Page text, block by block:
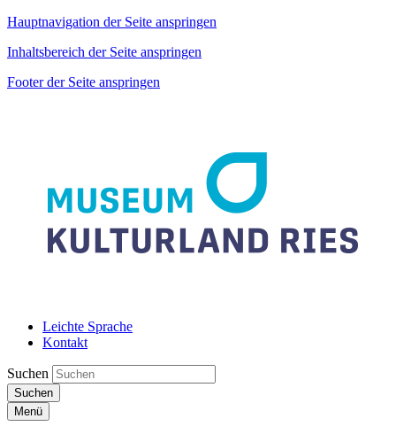
Hauptnavigation der Seite anspringen
Inhaltsbereich der Seite anspringen
Footer der Seite anspringen
Leichte Sprache
Kontakt
Suchen
Suchen
Menü